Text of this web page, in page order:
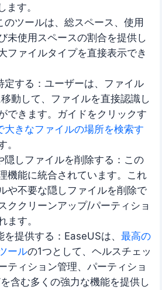
す。
のツールは、総スペース、使用
未使用スペースの割合を提供し
ファイルタイプを直接表示でき
定する：ユーザーは、ファイル
動して、ファイルを直接認識し
できます。ガイドをクリックす
きなファイルの場所を検索す
。
隠しファイルを削除する：この
機能に統合されています。これ
や不要な隠しファイルを削除で
ククリーンアップ/パーティショ
ます。
提供する：EaseUSは、 最高の
ールの1つとして、ヘルスチェッ
ティション管理、パーティショ
含む多くの強力な機能を提供し